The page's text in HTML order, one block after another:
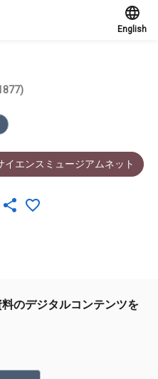
English
イエンスミュージアムネット
のデジタルコンテンツを